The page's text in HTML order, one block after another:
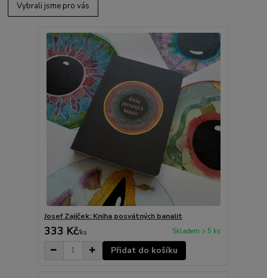
Vybrali jsme pro vás
Josef Zajíček: Kniha posvátných banalit
333 Kč/ks Skladem > 5 ks
Přidat do košíku